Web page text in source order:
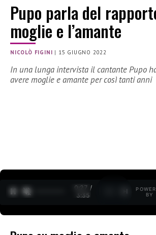
Pupo parla del
moglie e l’amante
NICOLÒ FIGINI | 15 GIUGNO 2022
In una lunga intervista il cantante Pupo
avere moglie e amante per così tanti anni
0:27 /
3:35
BY